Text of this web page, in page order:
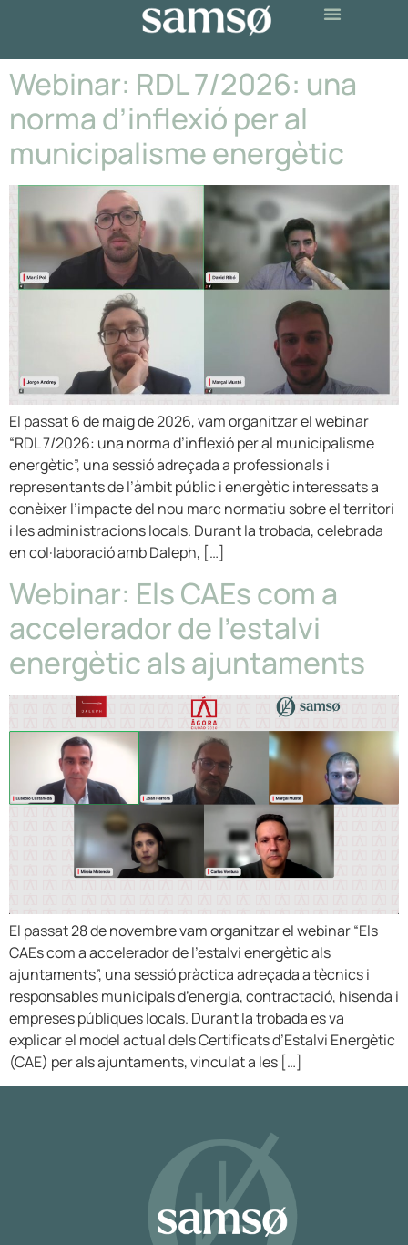
Webinar: RDL 7/2026: una
norma d’inflexió per al
municipalisme energètic
El passat 6 de maig de 2026, vam organitzar el webinar
“RDL 7/2026: una norma d’inflexió per al municipalisme
energètic”, una sessió adreçada a professionals i
representants de l’àmbit públic i energètic interessats a
conèixer l’impacte del nou marc normatiu sobre el territori
i les administracions locals. Durant la trobada, celebrada
en col·laboració amb Daleph, […]
Webinar: Els CAEs com a
accelerador de l’estalvi
energètic als ajuntaments
El passat 28 de novembre vam organitzar el webinar “Els
CAEs com a accelerador de l’estalvi energètic als
ajuntaments”, una sessió pràctica adreçada a tècnics i
responsables municipals d’energia, contractació, hisenda i
empreses públiques locals. Durant la trobada es va
explicar el model actual dels Certificats d’Estalvi Energètic
(CAE) per als ajuntaments, vinculat a les […]